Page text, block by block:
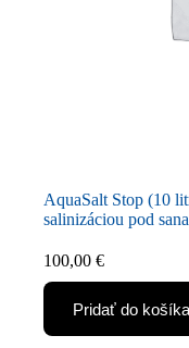
AquaSalt Stop (10
salinizáciou pod
100,00 €
Pridať do košíka